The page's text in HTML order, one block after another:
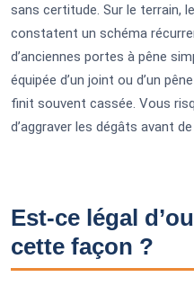
sans certitude. Sur le terrain,
constatent un schéma
d’anciennes portes à pêne
équipée d’un joint ou d’un
finit souvent cassée. Vous
d’aggraver les dégâts avant
Est-ce légal
cette façon ?